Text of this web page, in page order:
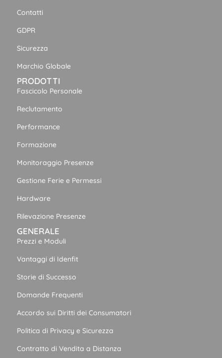
Contatti
GDPR
Sicurezza
Marchio Globale
PRODOTTI
Fascicolo Personale
Reclutamento
Performance
Formazione
Monitoraggio Presenze
Gestione Ferie e Permessi
Hardware
Rilevazione Presenze
GENERALE
Prezzi e Moduli
Vantaggi di Idenfit
Storie di Successo
Domande Frequenti
Accordo sui Diritti dei Consumatori
Politica di Privacy e Sicurezza
Contratto di Vendita a Distanza